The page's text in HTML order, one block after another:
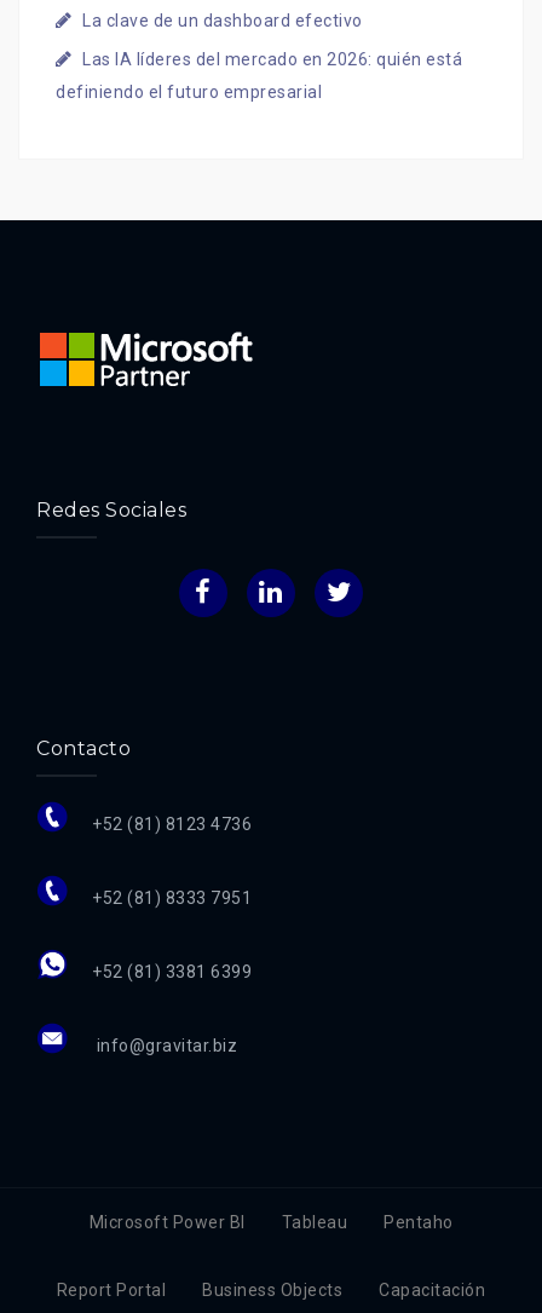
La clave de un dashboard efectivo
Las IA líderes del mercado en 2026: quién está
definiendo el futuro empresarial
Redes Sociales
FacebookLinkedInTwitter
Contacto
+52 (81) 8123 4736
+52 (81) 8333 7951
+52 (81) 3381 6399
info@gravitar.biz
Microsoft Power BI Tableau Pentaho
Report Portal Business Objects Capacitación